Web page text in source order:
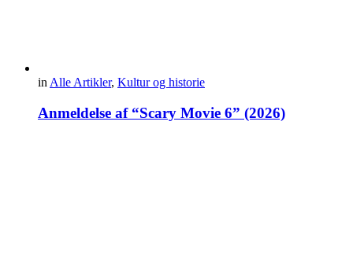
in Alle Artikler, Kultur og historie
Anmeldelse af “Scary Movie 6” (2026)